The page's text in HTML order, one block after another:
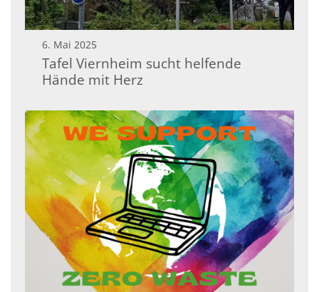
6. Mai 2025
Tafel Viernheim sucht helfende
Hände mit Herz